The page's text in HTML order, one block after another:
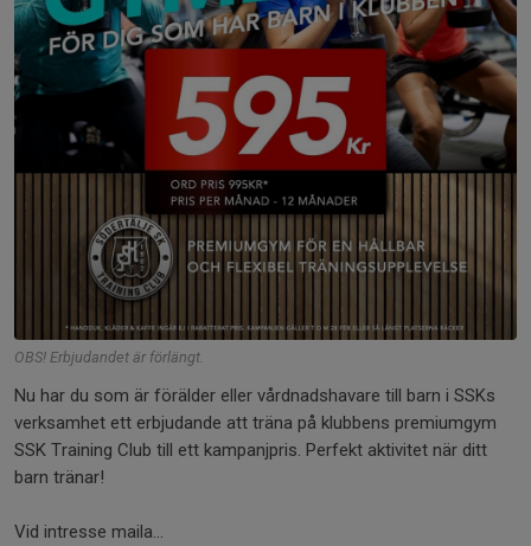
OBS! Erbjudandet är förlängt.
Nu har du som är förälder eller vårdnadshavare till barn i SSKs
verksamhet ett erbjudande att träna på klubbens premiumgym
SSK Training Club till ett kampanjpris. Perfekt aktivitet när ditt
barn tränar!
Vid intresse maila...